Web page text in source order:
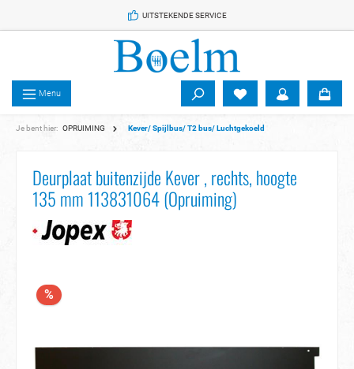
UITSTEKENDE SERVICE
Menu
Je bent hier: OPRUIMING Kever/ Spijlbus/ T2 bus/ Luchtgekoeld
Deurplaat buitenzijde Kever , rechts, hoogte
135 mm 113831064 (Opruiming)
%